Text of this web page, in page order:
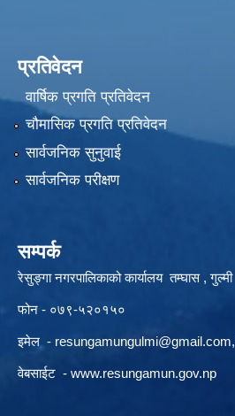
प्रतिवेदन
वार्षिक प्रगति प्रतिवेदन
चौमासिक प्रगति प्रतिवेदन
सार्वजनिक सुनुवाई
सार्वजनिक परीक्षण
सम्पर्क
रेसुङ्गा नगरपालिकाको कार्यालय तम्घास , गुल्मी
फोन - ०७९-५२०१५०
इमेल - resungamungulmi@gmail.com,
वेबसाईट - www.resungamun.gov.np